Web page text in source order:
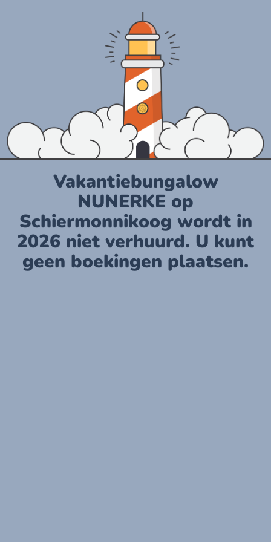
Vakantiebungalow
NUNERKE op
Schiermonnikoog wordt in
2026 niet verhuurd. U kunt
geen boekingen plaatsen.